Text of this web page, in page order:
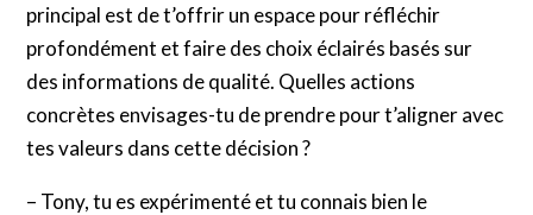
principal est de t’offrir un espace pour réfléchir
profondément et faire des choix éclairés basés sur
des informations de qualité. Quelles actions
concrètes envisages-tu de prendre pour t’aligner avec
tes valeurs dans cette décision ?
– Tony, tu es expérimenté et tu connais bien le